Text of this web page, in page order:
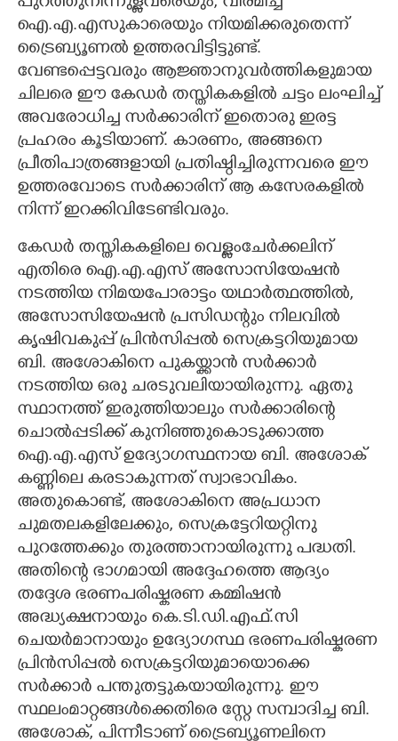
ഐ.എ.എസുകാരെയും നിയമിക്കരുതെന്ന്
ട്രൈബ്യൂണൽ ഉത്തരവിട്ടിട്ടുണ്ട്.
വേണ്ടപ്പെട്ടവരും ആജ്ഞാനുവർത്തികളുമായ
ചിലരെ ഈ കേഡർ തസ്തികകളിൽ ചട്ടം ലംഘിച്ച്
അവരോധിച്ച സർക്കാരിന് ഇതൊരു ഇരട്ട
പ്രഹരം കൂടിയാണ്. കാരണം,​ അങ്ങനെ
പ്രീതിപാത്രങ്ങളായി പ്രതിഷ്ഠിച്ചിരുന്നവരെ ഈ
ഉത്തരവോടെ സർക്കാരിന് ആ കസേരകളിൽ
നിന്ന് ഇറക്കിവിടേണ്ടിവരും.
കേഡർ തസ്തികകളിലെ വെള്ളംചേർക്കലിന്
എതിരെ ഐ.എ.എസ് അസോസിയേഷൻ
നടത്തിയ നിമയപോരാട്ടം യഥാർത്ഥത്തിൽ,​
അസോസിയേഷൻ പ്രസിഡന്റും നിലവിൽ
കൃഷിവകുപ്പ് പ്രിൻസിപ്പൽ സെക്രട്ടറിയുമായ
ബി. അശോകിനെ പുകയ്ക്കാൻ സർക്കാർ
നടത്തിയ ഒരു ചരടുവലിയായിരുന്നു. ഏതു
സ്ഥാനത്ത് ഇരുത്തിയാലും സർക്കാരിന്റെ
ചൊൽപ്പടിക്ക് കുനിഞ്ഞുകൊടുക്കാത്ത
ഐ.എ.എസ് ഉദ്യോഗസ്ഥനായ ബി. അശോക്
കണ്ണിലെ കരടാകുന്നത് സ്വാഭാവികം.
അതുകൊണ്ട്,​ അശോകിനെ അപ്രധാന
ചുമതലകളിലേക്കും,​ സെക്രട്ടേറിയറ്റിനു
പുറത്തേക്കും തുരത്താനായിരുന്നു പദ്ധതി.
അതിന്റെ ഭാഗമായി അദ്ദേഹത്തെ ആദ്യം
തദ്ദേശ ഭരണപരിഷ്കരണ കമ്മിഷൻ
അദ്ധ്യക്ഷനായും കെ.ടി.ഡി.എഫ്.സി
ചെയർമാനായും ഉദ്യോഗസ്ഥ ഭരണപരിഷ്കരണ
പ്രിൻസിപ്പൽ സെക്രട്ടറിയുമായൊക്കെ
സർക്കാർ പന്തുതട്ടുകയായിരുന്നു. ഈ
സ്ഥലംമാറ്റങ്ങൾക്കെതിരെ സ്റ്റേ സമ്പാദിച്ച ബി.
അശോക്,​ പിന്നീടാണ് ട്രൈബ്യൂണലിനെ